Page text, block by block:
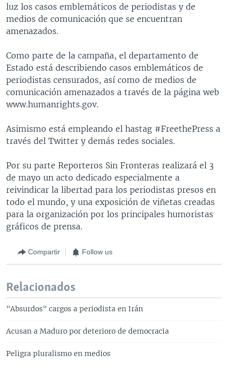
luz los casos emblemáticos de periodistas y de
medios de comunicación que se encuentran
amenazados.
Como parte de la campaña, el departamento de
Estado está describiendo casos emblemáticos de
periodistas censurados, así como de medios de
comunicación amenazados a través de la página web
www.humanrights.gov.
Asimismo está empleando el hastag #FreethePress a
través del Twitter y demás redes sociales.
Por su parte Reporteros Sin Fronteras realizará el 3
de mayo un acto dedicado especialmente a
reivindicar la libertad para los periodistas presos en
todo el mundo, y una exposición de viñetas creadas
para la organización por los principales humoristas
gráficos de prensa.
Compartir Follow us
Relacionados
"Absurdos" cargos a periodista en Irán
Acusan a Maduro por deterioro de democracia
Peligra pluralismo en medios